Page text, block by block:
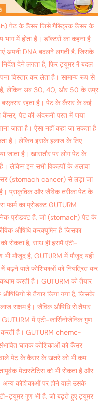
पेट के कैंसर जिसे गैस्ट्रिक कैंसर के
में होता है। डॉक्टरों का कहना है
अपनी DNA बदलने लगती है, जिसके
देने लगता है, फिर ट्यूमर में बदल
विस्तार कर लेता है। सामान्य रूप से
है, लेकिन अब 30, 40, और 50 के उम्र
बरक़रार रहता है। पेट के कैंसर के कई
पेट की अंदरूनी परत में पाया
जाता है। ऐसा नहीं कहा जा सकता है
है। लेकिन इसके इलाज के लिए
जाता है। खासतौर पर लोग पेट के
लेकिन इन सभी विकल्पों के अलावा
(stomach cancer) से लड़ा जा
प्राकृतिक और जैविक तरीका पेट के
फार्म का प्रोडक्ट GUTURM
प्रोडक्ट है, जो (stomach) पेट के
औषिधि करक्यूमिन है जिसका
रोकता है, साथ ही इसमें एंटी-
भी मौजूद है, GUTURM में मौजूद यही
बढ़ने वाले कोशिकाओं को नियंत्रित कर
करती है। GUTURM को तैयार
से तैयार किया गया है, जिसके
सक्षम है। जैविक औषिधि से तैयार
में एंटी-कार्सिनोजेनिक गुण
है। GUTURM chemo-
घातक कोशिकाओं को कैंसर
वाले पेट के कैंसर के खतरे को भी कम
मेटास्टेटिस को भी रोकता है और
अन्य कोशिकाओं पर होने वाले उसके
ट्यूमर गुण भी है, जो बढ़ते हुए ट्यूमर